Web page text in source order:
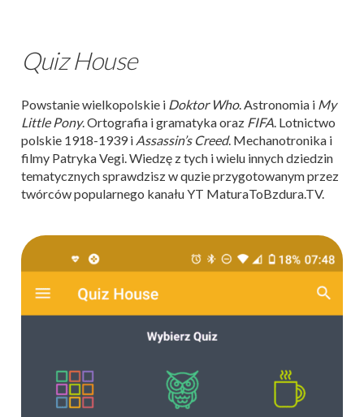
Quiz House
Powstanie wielkopolskie i Doktor Who. Astronomia i My
Little Pony. Ortografia i gramatyka oraz FIFA . Lotnictwo
polskie 1918-1939 i Assassin’s Creed. Mechanotronika i
filmy Patryka Vegi. Wiedzę z tych i wielu innych dziedzin
tematycznych sprawdzisz w quzie przygotowanym przez
twórców popularnego kanału YT MaturaToBzdura.TV.